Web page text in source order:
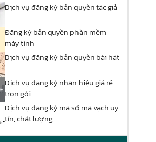
Dịch vụ đăng ký bản quyền tác giả
Đăng ký bản quyền phần mềm
máy tính
Dịch vụ đăng ký bản quyền bài hát
Dịch vụ đăng ký nhãn hiệu giá rẻ
trọn gói
Dịch vụ đăng ký mã số mã vạch uy
tín, chất lượng